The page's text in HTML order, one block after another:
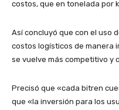
costos, que en tonelada por
Así concluyó que con el uso
costos logísticos de manera
se vuelve más competitivo y
Precisó que «cada bitren
que «la inversión para los